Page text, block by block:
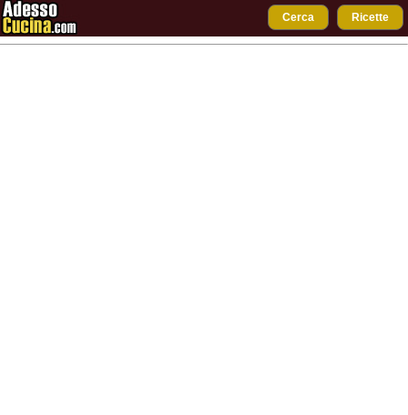
Cerca Ricette